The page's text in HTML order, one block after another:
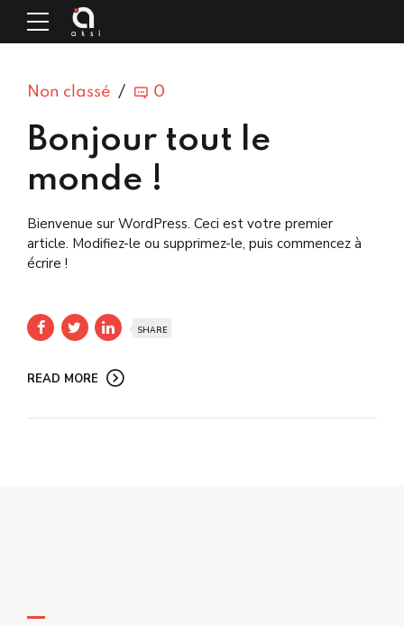
Non classé 0
Bonjour tout le
monde !
Bienvenue sur WordPress. Ceci est votre premier
article. Modifiez-le ou supprimez-le, puis commencez à
écrire !
SHARE
READ MORE